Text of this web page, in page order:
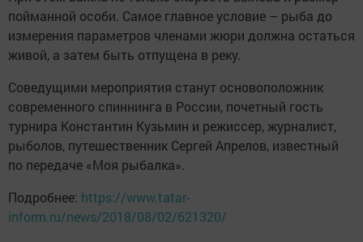
пойманной особи. Самое главное условие – рыба до
измерения параметров членами жюри должна остаться
живой, а затем быть отпущена в реку.
Соведущими мероприятия станут основоположник
современного спиннинга в России, почетный гость
турнира Константин Кузьмин и режиссер, журналист,
рыболов, путешественник Сергей Апрелов, известный
по передаче «Моя рыбалка».
Подробнее: https://www.tatar-
inform.ru/news/2018/08/02/621320/